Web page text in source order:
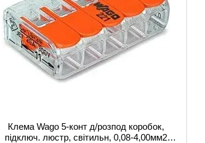
Клема Wago 5-конт д/розпод коробок,
підключ. люстр, світильн, 0,08-4,00мм2